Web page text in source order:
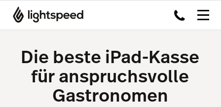
Die beste iPad-Kasse
für anspruchsvolle
Gastronomen